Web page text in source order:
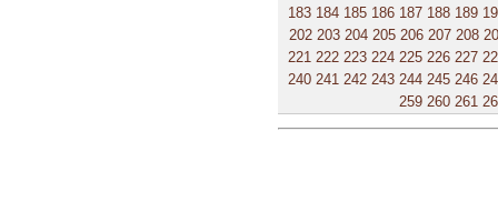
183 184 185 186 187 188 189
202 203 204 205 206 207 208
221 222 223 224 225 226 227
240 241 242 243 244 245 246
259 260 261